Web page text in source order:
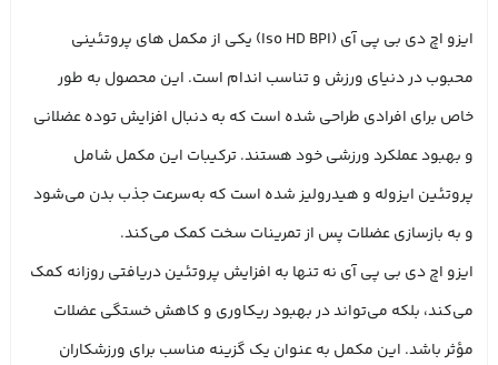
ایزو اچ دی بی پی آی (Iso HD BPI) یکی از مکمل‌ های پروتئینی
محبوب در دنیای ورزش و تناسب اندام است. این محصول به‌ طور
خاص برای افرادی طراحی شده است که به دنبال افزایش توده عضلانی
و بهبود عملکرد ورزشی خود هستند. ترکیبات این مکمل شامل
پروتئین ایزوله و هیدرولیز شده است که به‌سرعت جذب بدن می‌شود
و به بازسازی عضلات پس از تمرینات سخت کمک می‌کند.
ایزو اچ دی بی پی آی نه‌ تنها به افزایش پروتئین دریافتی روزانه کمک
می‌کند، بلکه می‌تواند در بهبود ریکاوری و کاهش خستگی عضلات
مؤثر باشد. این مکمل به‌ عنوان یک گزینه مناسب برای ورزشکاران